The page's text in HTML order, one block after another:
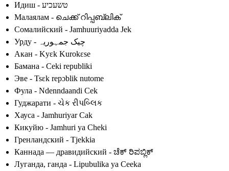
Идиш - טשעכיע
Малаялам - ചെക്ക് റിപ്പബ്ലിക്
Сомалийский - Jamhuuriyadda Jek
Урду - چیک جمہوریہ
Акан - Kyɛk Kurokɛse
Бамана - Ceki republiki
Эве - Tsɛk repɔblik nutome
Фула - Ndenndaandi Cek
Гуджарати - ચેક રીપબ્લિક
Хауса - Jamhuriyar Cak
Кикуйю - Jamhuri ya Cheki
Гренландский - Tjekkia
Каннада — дравидийский - ಚೆಕ್ ರಿಪಬ್ಲಿಕ್
Луганда, ганда - Lipubulika ya Ceeka